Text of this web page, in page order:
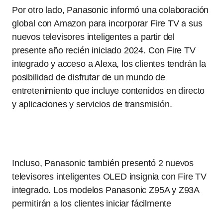
Por otro lado, Panasonic informó una colaboración
global con Amazon para incorporar Fire TV a sus
nuevos televisores inteligentes a partir del
presente año recién iniciado 2024. Con Fire TV
integrado y acceso a Alexa, los clientes tendrán la
posibilidad de disfrutar de un mundo de
entretenimiento que incluye contenidos en directo
y aplicaciones y servicios de transmisión.
Incluso, Panasonic también presentó 2 nuevos
televisores inteligentes OLED insignia con Fire TV
integrado. Los modelos Panasonic Z95A y Z93A
permitirán a los clientes iniciar fácilmente